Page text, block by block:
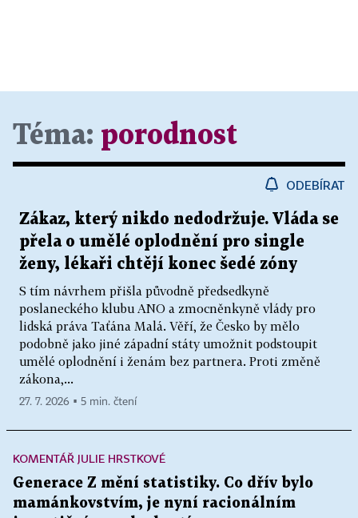
Téma: porodnost
ODEBÍRAT
Zákaz, který nikdo nedodržuje. Vláda se
přela o umělé oplodnění pro single
ženy, lékaři chtějí konec šedé zóny
S tím návrhem přišla původně předsedkyně
poslaneckého klubu ANO a zmocněnkyně vlády pro
lidská práva Taťána Malá. Věří, že Česko by mělo
podobně jako jiné západní státy umožnit podstoupit
umělé oplodnění i ženám bez partnera. Proti změně
zákona,...
27. 7. 2026 ▪ 5 min. čtení
KOMENTÁŘ JULIE HRSTKOVÉ
Generace Z mění statistiky. Co dřív bylo
mamánkovstvím, je nyní racionálním